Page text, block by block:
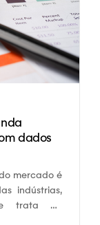
dados
mercado é
indústrias,
trata de